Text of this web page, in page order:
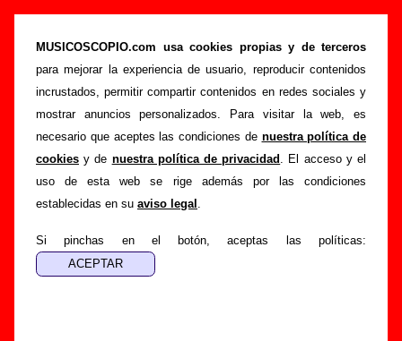
MUSICOSCOPIO.com usa cookies propias y de terceros
para mejorar la experiencia de usuario, reproducir contenidos
incrustados, permitir compartir contenidos en redes sociales y
mostrar anuncios personalizados. Para visitar la web, es
necesario que aceptes las condiciones de nuestra política de
cookies y de nuestra política de privacidad . El acceso y el
uso de esta web se rige además por las condiciones
establecidas en su aviso legal .
Si pinchas en el botón, aceptas las políticas:
“El bosque (versión demo)”, canción de
Sidonie (Letra e información)
Portada >Sidonie >Canciones >El bosque (versión demo)
Esta página pretende recopilar todo tipo de información
sobre lacanción "El bosque (versión demo)" interpretada
porSidonie . Además de su letra, también aparecerá
información sobre el autor o los autores, sobre los discos en
los que está incluido este tema, sobre la grabación del
encuentras errores o tienes información adicional, puedes
ayudar a
completar esta información